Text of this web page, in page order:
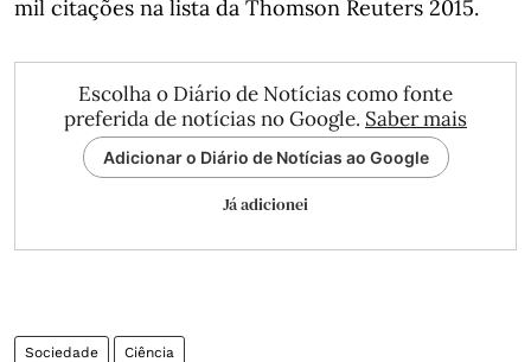
mil citações na lista da Thomson Reuters 2015.
Escolha o Diário de Notícias como fonte
preferida de notícias no Google. Saber mais
Adicionar o Diário de Notícias ao Google
Já adicionei
Sociedade Ciência